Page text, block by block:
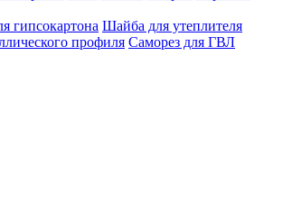
гипсокартона Шайба для утеплителя
профиля Саморез для ГВЛ